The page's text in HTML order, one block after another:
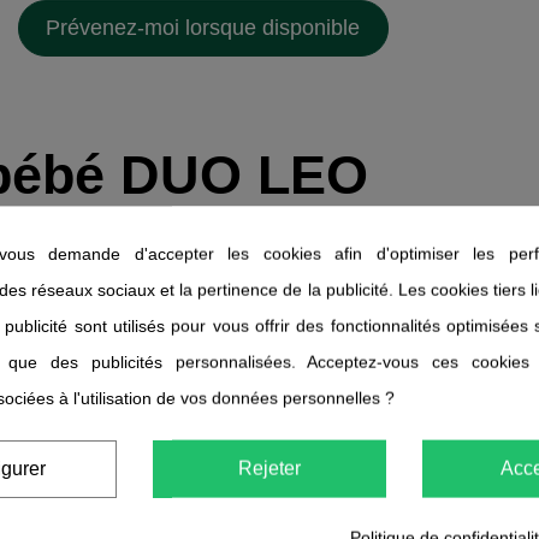
DUO LEO
caractéristiques du produit ?
en deux tailles, est composé d'une matière ultra douce
fabriqué au sein d'un atelier portugais, certifié GOTS.
utiliser ?
ce porte-bébé dès lors qu'il dispose d'un certain maintien de la
mois.
demande d'accepter les cookies afin d'optimiser les
réseaux sociaux et la pertinence de la publicité. Les cookies tiers
sont utilisés pour vous offrir des fonctionnalités optimisées
que des publicités personnalisées. Acceptez-vous ces
à l'utilisation de vos données personnelles ?
Rejeter